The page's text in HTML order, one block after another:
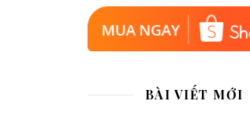
BÀI VIẾT MỚI